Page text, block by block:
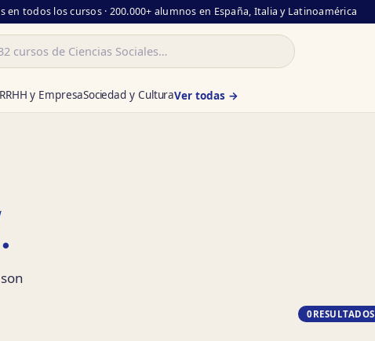
en todos los cursos · 200.000+ alumnos en España, Italia y Latinoamérica
y EmpresaSociedad y CulturaVer todas →
0RESULTADOS